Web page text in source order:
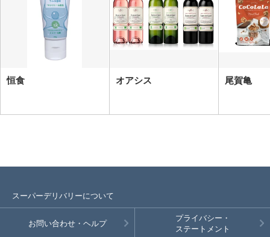
恒食 オアシス 尾賀亀
スーパーデリバリーについて
お問い合わせ・ヘルプ
プライバシー・
ステートメント